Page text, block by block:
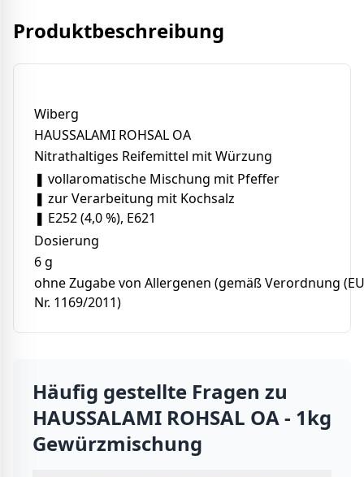
Produktbeschreibung
Wiberg
HAUSSALAMI ROHSAL OA
Nitrathaltiges Reifemittel mit Würzung
❚ vollaromatische Mischung mit Pfeffer
❚ zur Verarbeitung mit Kochsalz
❚ E252 (4,0 %), E621
Dosierung
6 g
ohne Zugabe von Allergenen (gemäß Verordnung
Nr. 1169/2011)
Häufig gestellte Fragen zu
HAUSSALAMI ROHSAL OA - 1kg
Gewürzmischung